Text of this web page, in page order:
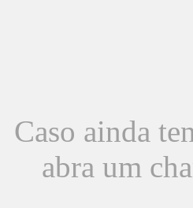
Caso ainda
abra um